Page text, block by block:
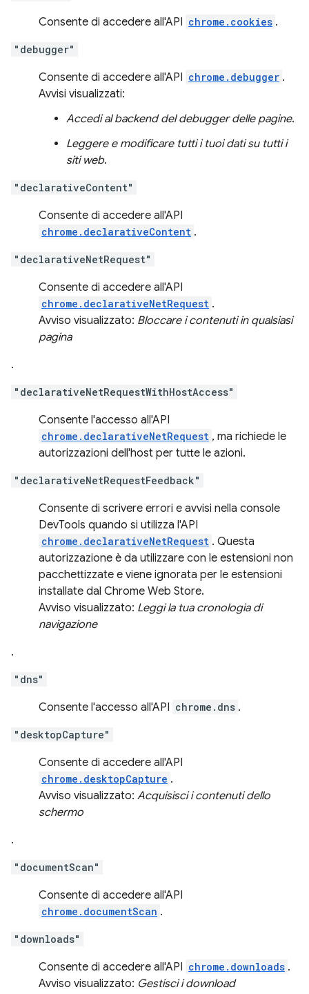
Consente di accedere all'API chrome.cookies .
"debugger"
Consente di accedere all'API chrome.debugger .
Avvisi visualizzati:
Accedi al backend del debugger delle pagine.
Leggere e modificare tutti i tuoi dati su tutti i
siti web.
"declarativeContent"
Consente di accedere all'API
chrome.declarativeContent .
"declarativeNetRequest"
Consente di accedere all'API
chrome.declarativeNetRequest .
Avviso visualizzato: Bloccare i contenuti in qualsiasi
pagina
.
"declarativeNetRequestWithHostAccess"
Consente l'accesso all'API
chrome.declarativeNetRequest , ma richiede le
autorizzazioni dell'host per tutte le azioni.
"declarativeNetRequestFeedback"
Consente di scrivere errori e avvisi nella console
DevTools quando si utilizza l'API
chrome.declarativeNetRequest . Questa
autorizzazione è da utilizzare con le estensioni non
pacchettizzate e viene ignorata per le estensioni
installate dal Chrome Web Store.
Avviso visualizzato: Leggi la tua cronologia di
navigazione
.
"dns"
Consente l'accesso all'API chrome.dns .
"desktopCapture"
Consente di accedere all'API
chrome.desktopCapture .
Avviso visualizzato: Acquisisci i contenuti dello
schermo
.
"documentScan"
Consente di accedere all'API
chrome.documentScan .
"downloads"
Consente di accedere all'API chrome.downloads .
Avviso visualizzato: Gestisci i download